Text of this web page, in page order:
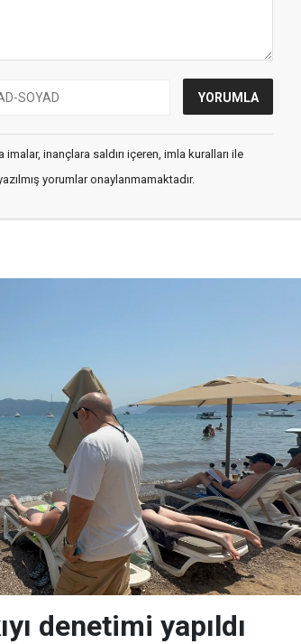
inançlara saldırı içeren, imla kuralları ile
yorumlar onaylanmamaktadır.
denetimi yapıldı